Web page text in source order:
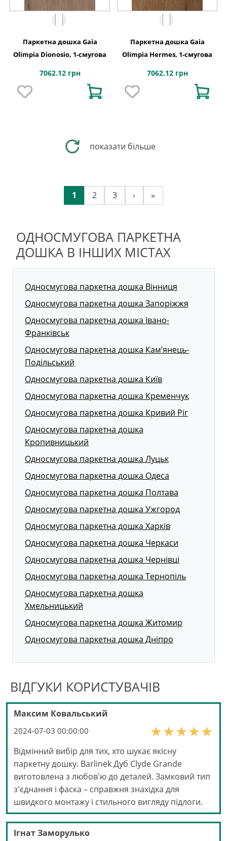
Паркетна дошка Gaia
Olimpia Dionosio, 1-смугова
7062.12 грн
Паркетна дошка Gaia
Olimpia Hermes, 1-смугова
7062.12 грн
показати більше
1 2 3 › »
ОДНОСМУГОВА ПАРКЕТНА
ДОШКА В ІНШИХ МІСТАХ
Односмугова паркетна дошка Вінниця
Односмугова паркетна дошка Запоріжжя
Односмугова паркетна дошка Івано-
Франківськ
Односмугова паркетна дошка Кам’янець-
Подільський
Односмугова паркетна дошка Київ
Односмугова паркетна дошка Кременчук
Односмугова паркетна дошка Кривий Ріг
Односмугова паркетна дошка
Кропивницький
Односмугова паркетна дошка Луцьк
Односмугова паркетна дошка Одеса
Односмугова паркетна дошка Полтава
Односмугова паркетна дошка Ужгород
Односмугова паркетна дошка Харків
Односмугова паркетна дошка Черкаси
Односмугова паркетна дошка Чернівці
Односмугова паркетна дошка Тернопіль
Односмугова паркетна дошка
Хмельницький
Односмугова паркетна дошка Житомир
Односмугова паркетна дошка Дніпро
ВІДГУКИ КОРИСТУВАЧІВ
Максим Ковальський
2024-07-03 00:00:00
Відмінний вибір для тих, хто шукає якісну
паркетну дошку. Barlinek Дуб Clyde Grande
виготовлена з любов'ю до деталей. Замковий тип
з'єднання і фаска – справжня знахідка для
швидкого монтажу і стильного вигляду підлоги.
Ігнат Заморулько